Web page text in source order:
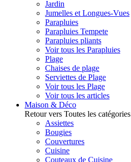
Jardin
Jumelles et Longues-Vues
Parapluies
Parapluies Tempete
Parapluies pliants
Voir tous les Parapluies
Plage
Chaises de plage
Serviettes de Plage
Voir tous les Plage
Voir tous les articles
Maison & Déco
Retour vers Toutes les catégories
Assiettes
Bougies
Couvertures
Cuisine
Couteaux de Cuisine